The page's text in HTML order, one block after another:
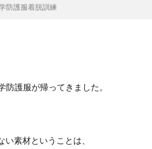
防護服着脱訓練
護服が帰ってきました。
素材ということは、